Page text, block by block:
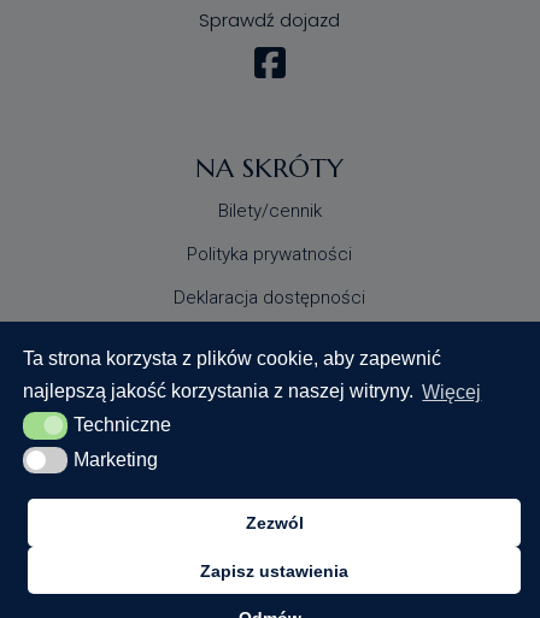
Sprawdź dojazd
NA SKRÓTY
Bilety/cennik
Polityka prywatności
Deklaracja dostępności
© 2024 Centrum Nauki Keplera. Wszystkie prawa
Ta strona korzysta z plików cookie, aby zapewnić
najlepszą jakość korzystania z naszej witryny. Więcej
TechniczneTechniczne
MarketingMarketing
Zapisz ustawienia
Zezwól